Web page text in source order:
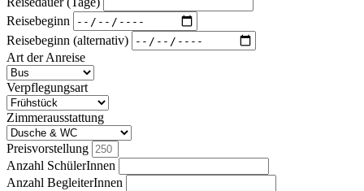
Reisebeginn
Reisebeginn (alternativ)
Art der Anreise
Verpflegungsart
Zimmerausstattung
Preisvorstellung
Anzahl SchülerInnen
Anzahl BegleiterInnen